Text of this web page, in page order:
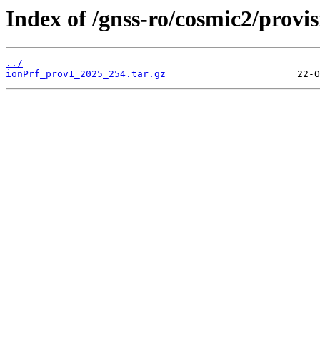
Index of /gnss-ro/cosmic2/
../
ionPrf_prov1_2025_254.tar.gz